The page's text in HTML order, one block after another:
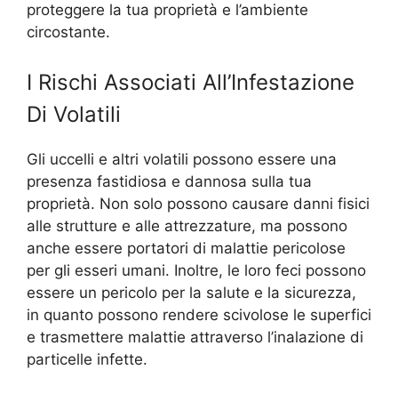
proteggere la tua proprietà e l’ambiente
circostante.
I Rischi Associati All’Infestazione
Di Volatili
Gli uccelli e altri volatili possono essere una
presenza fastidiosa e dannosa sulla tua
proprietà. Non solo possono causare danni fisici
alle strutture e alle attrezzature, ma possono
anche essere portatori di malattie pericolose
per gli esseri umani. Inoltre, le loro feci possono
essere un pericolo per la salute e la sicurezza,
in quanto possono rendere scivolose le superfici
e trasmettere malattie attraverso l’inalazione di
particelle infette.